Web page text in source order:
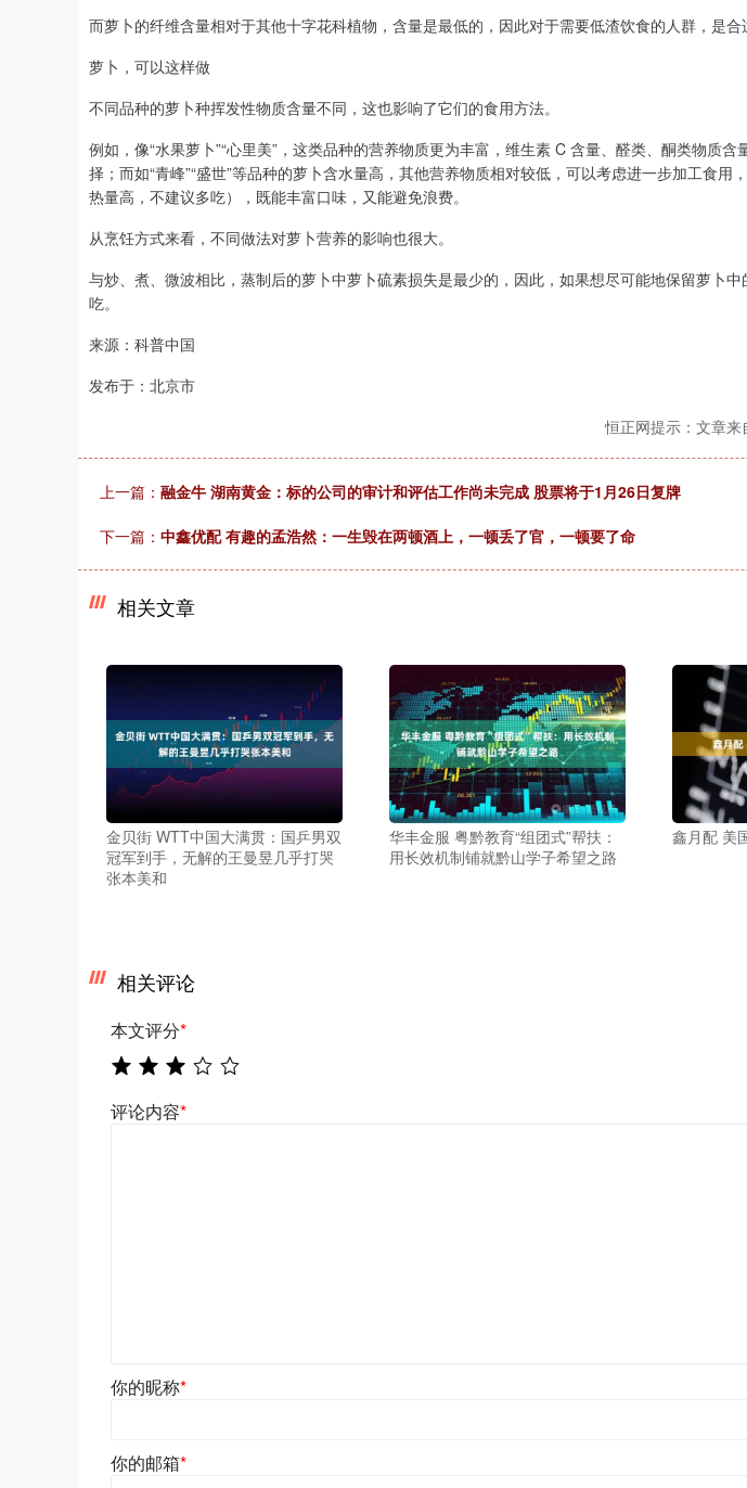
而萝卜的纤维含量相对于其他十字花科植物，含量是最低的，因此对于需要低渣饮食的人群，是合
萝卜，可以这样做
不同品种的萝卜种挥发性物质含量不同，这也影响了它们的食用方法。
例如，像“水果萝卜”“心里美”，这类品种的营养物质更为丰富，维生素 C 含量、醛类、酮类物质
择；而如“青峰”“盛世”等品种的萝卜含水量高，其他营养物质相对较低，可以考虑进一步加工食用
热量高，不建议多吃），既能丰富口味，又能避免浪费。
从烹饪方式来看，不同做法对萝卜营养的影响也很大。
与炒、煮、微波相比，蒸制后的萝卜中萝卜硫素损失是最少的，因此，如果想尽可能地保留萝卜
吃。
来源：科普中国
发布于：北京市
恒正网提示：文章来
上一篇： 融金牛 湖南黄金：标的公司的审计和评估工作尚未完成 股票将于1月26日复牌
下一篇： 中鑫优配 有趣的孟浩然：一生毁在两顿酒上，一顿丢了官，一顿要了命
相关文章
金贝街 WTT中国大满贯：国乒男双
冠军到手，无解的王曼昱几乎打哭
张本美和
华丰金服 粤黔教育“组团式”帮扶：
用长效机制铺就黔山学子希望之路
鑫月配 美
相关评论
本文评分*
评论内容*
你的昵称*
你的邮箱*